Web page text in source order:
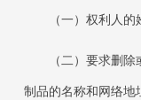
（一）权利人
（二）要求删
制品的名称和网络地